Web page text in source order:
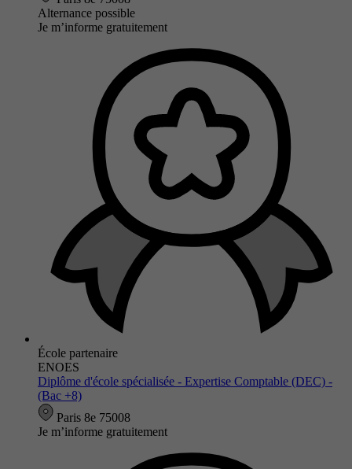
Alternance possible
Je m’informe gratuitement
École partenaire
ENOES
Diplôme d'école spécialisée - Expertise Comptable (DEC) -
(Bac +8)
Paris 8e 75008
Je m’informe gratuitement